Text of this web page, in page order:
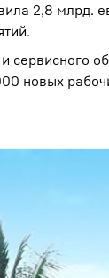
2,8 млрд.
сервисного
новых